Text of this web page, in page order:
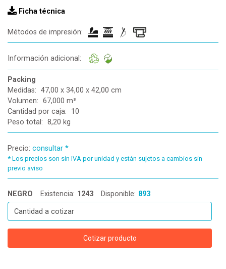
Ficha técnica
Métodos de impresión:
Información adicional:
Packing
Medidas: 47,00 x 34,00 x 42,00 cm
Volumen: 67,000 m³
Cantidad por caja:
10
Peso total: 8,20 kg
Precio: consultar *
* Los precios son sin IVA por unidad y están sujetos a cambios sin
previo aviso
NEGRO Existencia: 1243 Disponible: 893
Cotizar producto